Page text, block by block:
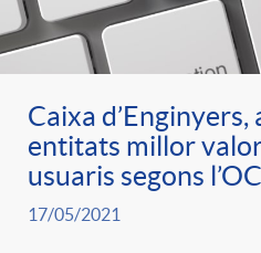
r
a
S
ó
p
e
t
e
n
l
i
c
Caixa d’Enginyers,
entitats millor
usuaris segons
17/05/2021